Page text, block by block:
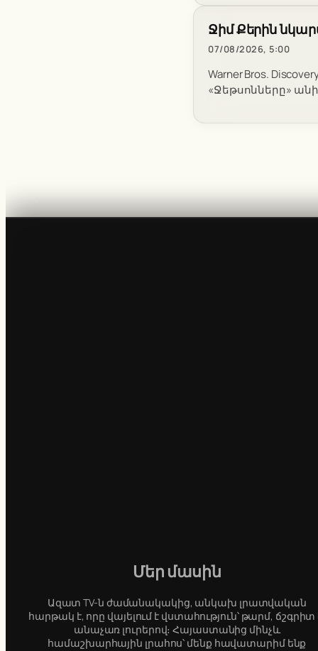
Ջիմ Քերին
07/08/2026, 5:00
Warner Bros.
«Ջեթսոնները»
Մեր մասին
Ազատ TV-ն ժամանակակից, անկախ լրատվական
հարթակ է, որը վայելում է վստահություն՝ թարմ,
անաչառ լուրերով։ Հայաստանից մինչև
համաշխարհային լրահոս՝ մենք հավատարիմ ենք